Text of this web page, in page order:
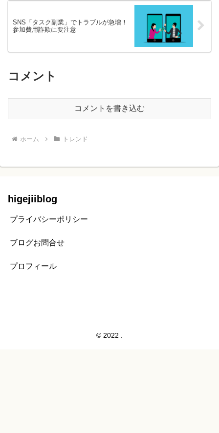
SNS「タスク副業」でトラブルが急増！
参加費用詐欺に要注意
コメント
コメントを書き込む
ホーム トレンド
higejiiblog
プライバシーポリシー
ブログお問合せ
プロフィール
© 2022 .